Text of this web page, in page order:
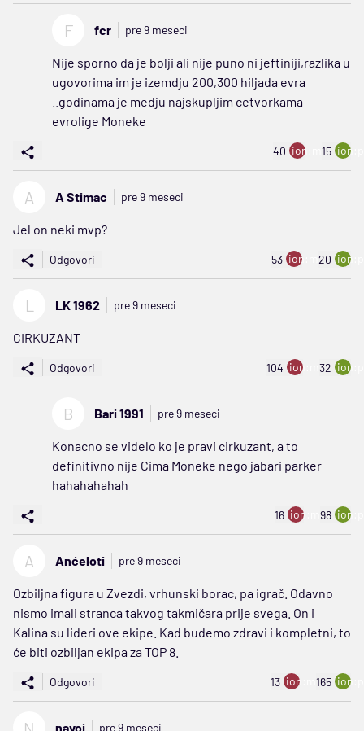
F fcr pre 9 meseci
Nije sporno da je bolji ali nije puno ni jeftiniji,razlika u
ugovorima im je izemdju 200,300 hiljada evra
..godinama je medju najskupljim cetvorkama
evrolige Moneke
40 ion:minus
15
A A Stimac pre 9 meseci
Jel on neki mvp?
Odgovori 53 ion:minus
20
L LK 1962 pre 9 meseci
CIRKUZANT
Odgovori 104 ion:minus
32
B Bari 1991 pre 9 meseci
Konacno se videlo ko je pravi cirkuzant, a to
definitivno nije Cima Moneke nego jabari parker
hahahahahah
16 ion:minus
98
A Anćeloti pre 9 meseci
Ozbiljna figura u Zvezdi, vrhunski borac, pa igrač. Odavno
nismo imali stranca takvog takmičara prije svega. On i
Kalina su lideri ove ekipe. Kad budemo zdravi i kompletni, to
će biti ozbiljan ekipa za TOP 8.
Odgovori 13 ion:minus
165
navoj pre 9 meseci